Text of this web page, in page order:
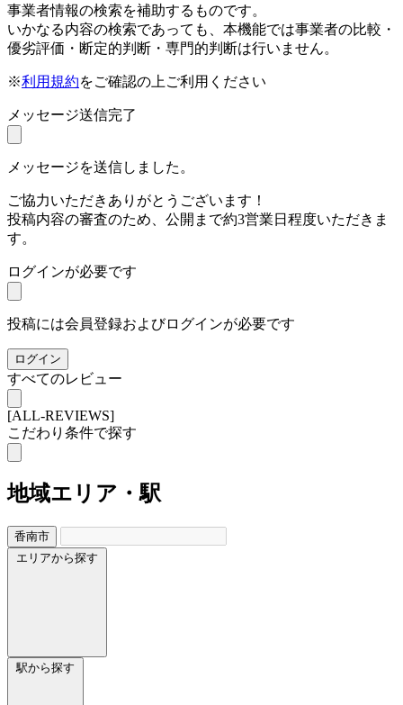
事業者情報の検索を補助するものです。
いかなる内容の検索であっても、本機能では事業者の比較・
優劣評価・断定的判断・専門的判断は行いません。
※利用規約をご確認の上ご利用ください
メッセージ送信完了
メッセージを送信しました。
ご協力いただきありがとうございます！
投稿内容の審査のため、公開まで約3営業日程度いただきま
す。
ログインが必要です
投稿には会員登録およびログインが必要です
ログイン
すべてのレビュー
[ALL-REVIEWS]
こだわり条件で探す
地域エリア・駅
香南市
エリアから探す
駅から探す